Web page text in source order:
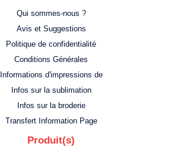
Qui sommes-nous ?
Avis et Suggestions
Politique de confidentialité
Conditions Générales
Informations d'impressions de
Infos sur la sublimation
Infos sur la broderie
Transfert Information Page
Produit(s)